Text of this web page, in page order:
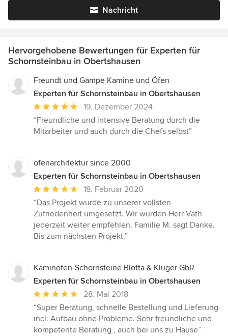
Nachricht
Hervorgehobene Bewertungen für Experten für
Schornsteinbau in Obertshausen
Freundt und Gampe Kamine und Öfen
Experten für Schornsteinbau in Obertshausen
Durchschnittliche
Bewertung:
5
Sternen
19. Dezember 2024
“Freundliche und intensive Beratung durch die
Mitarbeiter und auch durch die Chefs selbst”
ofenarchitektur since 2000
Experten für Schornsteinbau in Obertshausen
Durchschnittliche
Bewertung:
5
von
5
18. Februar 2020
“Das Projekt wurde zu unserer vollsten
Zufriedenheit umgesetzt. Wir würden Herr Väth
jederzeit weiter empfehlen. Familie M. sagt Danke.
Bis zum nächsten Projekt.”
Kaminöfen-Schornsteine Blotta & Kluger GbR
Experten für Schornsteinbau in Obertshausen
Durchschnittliche
Bewertung:
5
von
28. Mai 2018
“Super Beratung, schnelle Bestellung und Lieferung
incl. Aufbau ohne Probleme. Sehr freundliche und
kompetente Beratung , auch bei uns zu Hause”